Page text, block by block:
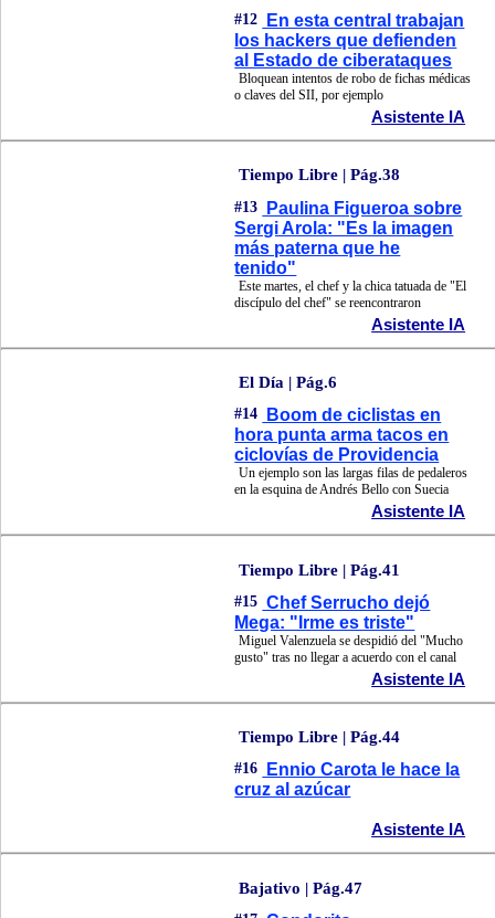
#12
En esta central trabajan
los hackers que defienden
al Estado de ciberataques
Bloquean intentos de robo de fichas médicas
o claves del SII, por ejemplo
Asistente IA
Tiempo Libre | Pág.38
#13
Paulina Figueroa sobre
Sergi Arola: "Es la imagen
más paterna que he
tenido"
Este martes, el chef y la chica tatuada de "El
discípulo del chef" se reencontraron
Asistente IA
El Día | Pág.6
#14
Boom de ciclistas en
hora punta arma tacos en
ciclovías de Providencia
Un ejemplo son las largas filas de pedaleros
en la esquina de Andrés Bello con Suecia
Asistente IA
Tiempo Libre | Pág.41
#15 Chef Serrucho dejó
Mega: "Irme es triste"
Miguel Valenzuela se despidió del "Mucho
gusto" tras no llegar a acuerdo con el canal
Asistente IA
Tiempo Libre | Pág.44
#16
Ennio Carota le hace la
cruz al azúcar
Asistente IA
Bajativo | Pág.47